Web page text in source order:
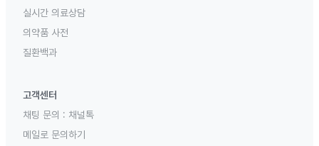
실시간 의료상담
의약품 사전
질환백과
고객센터
채팅 문의 : 채널톡
메일로 문의하기